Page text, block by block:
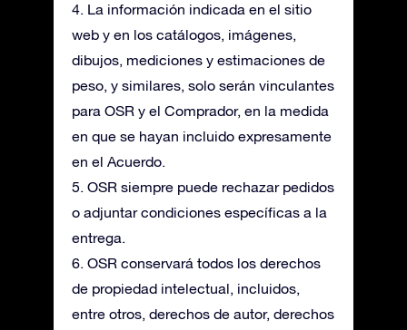
4. La información indicada en el sitio
web y en los catálogos, imágenes,
dibujos, mediciones y estimaciones de
peso, y similares, solo serán vinculantes
para OSR y el Comprador, en la medida
en que se hayan incluido expresamente
en el Acuerdo.
5. OSR siempre puede rechazar pedidos
o adjuntar condiciones específicas a la
entrega.
6. OSR conservará todos los derechos
de propiedad intelectual, incluidos,
entre otros, derechos de autor, derechos